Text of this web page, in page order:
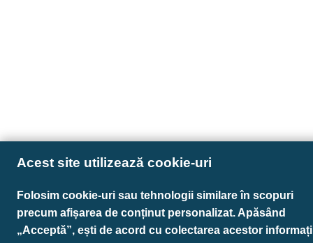
Acest site utilizează cookie-uri
Folosim cookie-uri sau tehnologii similare în scopuri
precum afișarea de conținut personalizat. Apăsând
„Acceptă”, ești de acord cu colectarea acestor